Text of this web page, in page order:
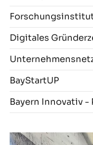
Digitales
BayStartUP
Bayern Innovativ -